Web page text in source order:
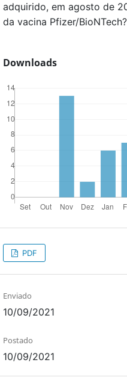
adquirido, em agosto de
da vacina Pfizer/BioNTech?
Downloads
PDF
Enviado
10/09/2021
Postado
10/09/2021